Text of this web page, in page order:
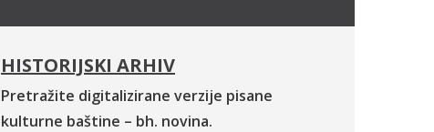
HISTORIJSKI ARHIV
Pretražite digitalizirane verzije pisane
kulturne baštine – bh. novina.